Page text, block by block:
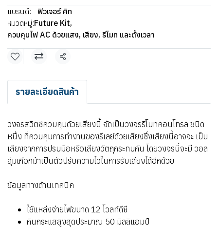
แบรนด์:
ฟิวเจอร์ คิท
หมวดหมู่:Future Kit,
ควบคุมไฟ AC ด้วยแสง, เสียง, รีโมท และตั้งเวลา
แชร์
รายละเอียดสินค้า
วงจรสวิตซ์ควบคุมด้วยเสียงนี้ จัดเป็นวงจรรีโมทคอนโทรล ชนิด
หนึ่ง ที่ควบคุมการทำงานของรีเลย์ด้วยเสียงซึ่งเสียงนี้อาจจะ เป็น
เสียงจากการปรบมือหรือเสียงวัตถุกระทบกัน โดยวงจรนี้จะมี วอล
ลุ่มเกือกม้าเป็นตัวปรับความไวในการรับเสียงได้อีกด้วย
ข้อมูลทางด้านเทคนิค
ใช้แหล่งจ่ายไฟขนาด 12 โวลท์ดีซี
กินกระแสสูงสุดประมาณ 50 มิลลิแอมป์